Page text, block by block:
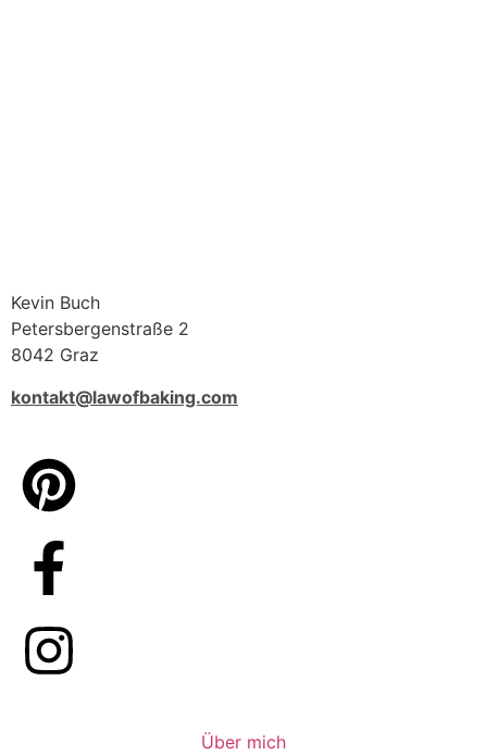
Kevin Buch
Petersbergenstraße 2
8042 Graz
kontakt@lawofbaking.com
Über mich